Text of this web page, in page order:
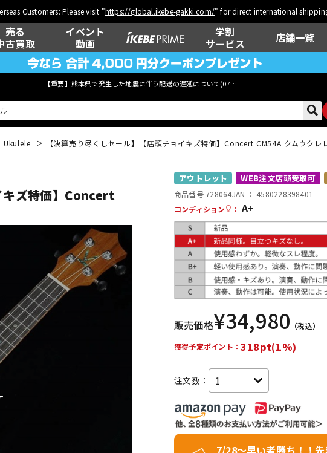
Customers: Please visit "https://global.ikebe-gakki.com/" for direct international
売る
古買取
イベント
動画
学割
サービス
店舗一覧
【重要】熊本県で発生した地震に伴う配送の遅延について(07月29日
ウクレレ ド
管楽器 その他楽器
DTM オンラ
イン納品
レコーディン
グ機器
配
機
Ukulele 【決算売り尽くしセール】【店頭チョイキズ特価】Concert CM54A クムウクレ
キズ特価】Concert
アウトレット WEB注文店頭受取可
商品番号 728064JAN ： 4580228398401
コンディション
： A+
販売価格¥34,980 （税込）
獲得予定ポイント：318pt(1%)
注文数：
7/28～早い者勝ち！！